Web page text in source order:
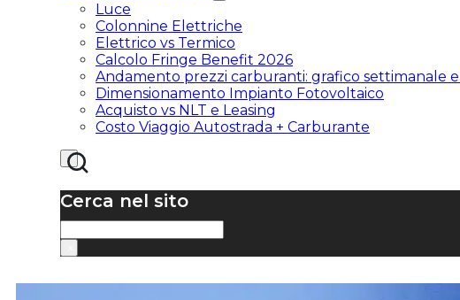
Luce
Colonnine Elettriche
Elettrico vs Termico
Calcolo Fringe Benefit 2026
Andamento prezzi carburanti: grafico settimanale
Dimensionamento Impianto Fotovoltaico
Acquisto vs NLT e Leasing
Costo Viaggio Autostrada + Carburante
Cerca nel sito